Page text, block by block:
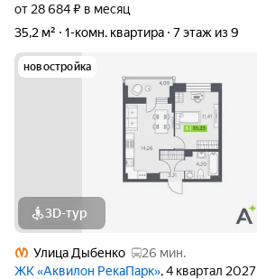
от 28 684 ₽ в месяц
35,2 м²
1-комн. квартира 7 этаж из 9
новостройка
3D-тур
Улица Дыбенко
26 мин.
ЖК «Аквилон РекаПарк», 4 квартал 2027